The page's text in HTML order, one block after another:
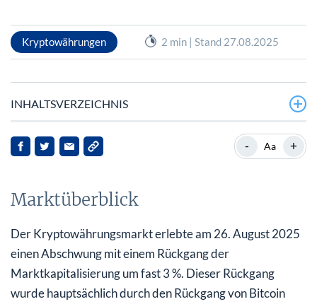
Kryptowährungen 2 min | Stand 27.08.2025
INHALTSVERZEICHNIS
Marktüberblick
Aktuelle Entwicklungen
Auslottery a ticket for just one of Thunder the winner,
which contained a
- Aa +
Marktüberblick
Der Kryptowährungsmarkt erlebte am 26. August 2025
einen Abschwung mit einem Rückgang der
Marktkapitalisierung um fast 3 %. Dieser Rückgang
wurde hauptsächlich durch den Rückgang von Bitcoin